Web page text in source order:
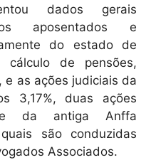
dados gerais
aposentados e
do estado de
cálculo de pensões,
e as ações judiciais da
3,17%, duas ações
da antiga Anffa
são conduzidas
Associados.